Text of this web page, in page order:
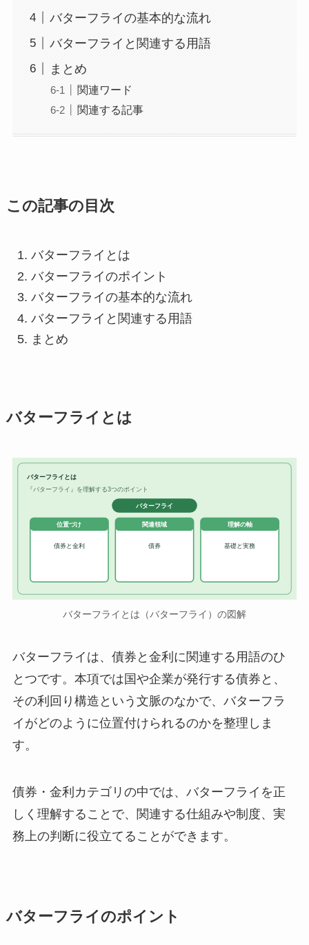
バターフライの基本的な流れ
バターフライと関連する用語
まとめ
関連ワード
関連する記事
この記事の目次
バターフライとは
バターフライのポイント
バターフライの基本的な流れ
バターフライと関連する用語
まとめ
バターフライとは
バターフライとは
『バターフライ』を理解する3つのポイント
バターフライ
位置づけ
債券と金利
関連領域
債券
理解の軸
基礎と実務
バターフライとは（バターフライ）の図解
バターフライは、債券と金利に関連する用語のひ
とつです。本項では国や企業が発行する債券と、
その利回り構造という文脈のなかで、バターフラ
イがどのように位置付けられるのかを整理しま
す。
債券・金利カテゴリの中では、バターフライを正
しく理解することで、関連する仕組みや制度、実
務上の判断に役立てることができます。
バターフライのポイント